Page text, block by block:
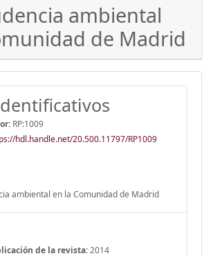
ambiental
de Madrid
RP:1009
hdl.handle.net/20.500.11797/RP1009
ambiental en la Comunidad de Madrid
de la revista:2014